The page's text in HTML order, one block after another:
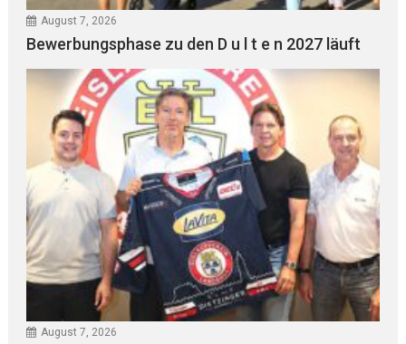
August 7, 2026
Bewerbungsphase zu den D u l t e n 2027 läuft
August 7, 2026